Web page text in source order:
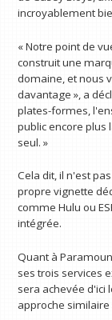
incroyablement
« Notre point de
construit une
domaine, et nous
davantage », a
plates-formes,
public encore plus
seul. »
Cela dit, il n'est
propre vignette
comme Hulu ou
intégrée.
Quant à
ses trois services
sera achevée d'ici
approche similaire